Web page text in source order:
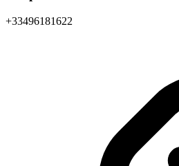
+33496181622